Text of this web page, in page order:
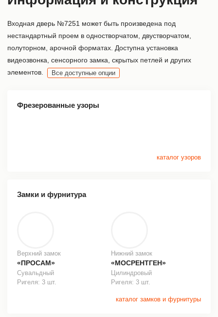
Входная дверь №7251 может быть произведена под
нестандартный проем в одностворчатом, двустворчатом,
полуторном, арочной форматах. Доступна установка
видеозвонка, сенсорного замка, скрытых петлей и других
элементов.
Все доступные опции
Фрезерованные узоры
каталог узоров
Замки и фурнитура
Верхний замок
«ПРОСАМ»
Сувальдный
Ригеля: 3 шт.
Нижний замок
«МОСРЕНТГЕН»
Цилиндровый
Ригеля: 3 шт.
каталог замков и фурнитуры